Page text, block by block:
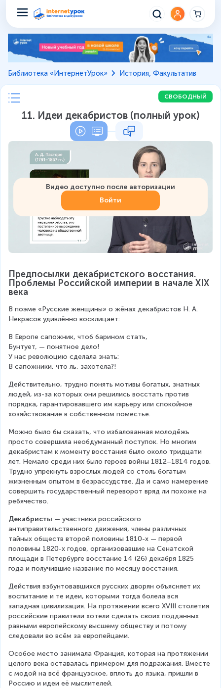
Библиотека «ИнтернетУрок» История, Факультатив
СВОБОДНЫЙ
11. Идеи декабристов (полный урок)
Видео доступно после авторизации
Войти
Предпосылки декабристского восстания.
Проблемы Российской империи в начале XIX
века
В поэме «Русские женщины» о жёнах декабристов Н. А.
Некрасов удивлённо восклицает:
В Европе сапожник, чтоб барином стать,
Бунтует, — понятное дело!
У нас революцию сделала знать:
В сапожники, что ль, захотела?!
Действительно, трудно понять мотивы богатых, знатных
людей, из-за которых они решились восстать против
порядка, гарантировавшего им карьеру или спокойное
хозяйствование в собственном поместье.
Можно было бы сказать, что избалованная молодёжь
просто совершила необдуманный поступок. Но многим
декабристам к моменту восстания было около тридцати
лет. Немало среди них было героев войны 1812–1814 годов.
Трудно упрекнуть взрослых людей со столь богатым
жизненным опытом в безрассудстве. Да и само намерение
совершить государственный переворот вряд ли похоже на
ребячество.
Декабристы — участники российского
антиправительственного движения, члены различных
тайных обществ второй половины 1810-х — первой
половины 1820-х годов, организовавшие на Сенатской
площади в Петербурге восстание 14 (26) декабря 1825
года и получившие название по месяцу восстания.
Действия взбунтовавшихся русских дворян объясняет их
воспитание и те идеи, которыми тогда болела вся
западная цивилизация. На протяжении всего XVIII столетия
российские правители хотели сделать своих подданных
равными европейскому высшему обществу и потому
следовали во всём за европейцами.
Особое место занимала Франция, которая на протяжении
целого века оставалась примером для подражания. Вместе
с модой на всё французское, вплоть до языка, пришли в
Россию и идеи её мыслителей.